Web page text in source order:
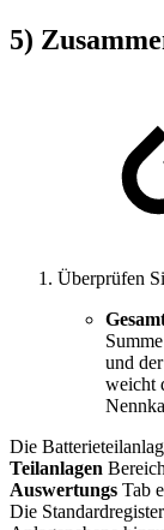
5)
Überprüfen
und
weicht
Die
Teilanlagen
Auswertungs Tab
Die